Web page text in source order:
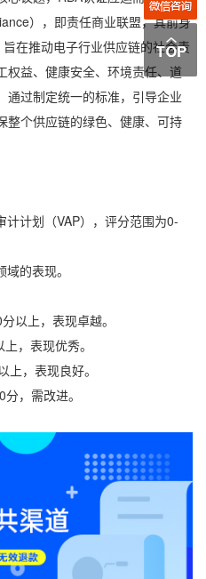
），即责任商业联盟，其前身
在推动电子行业供应链的社会责
权益、健康安全、环境责任、道
通过制定统一的标准，引导企业
整个供应链的绿色、健康、可持
计划（VAP），评分范围为0-
的表现。
上，表现卓越。
，表现优秀。
，表现良好。
，需改进。